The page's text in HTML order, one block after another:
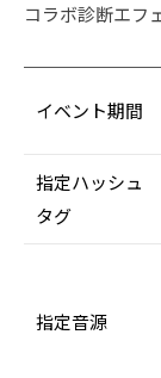
コラボ診断エフ
イベント期間
指定ハッシュ
タグ
指定音源